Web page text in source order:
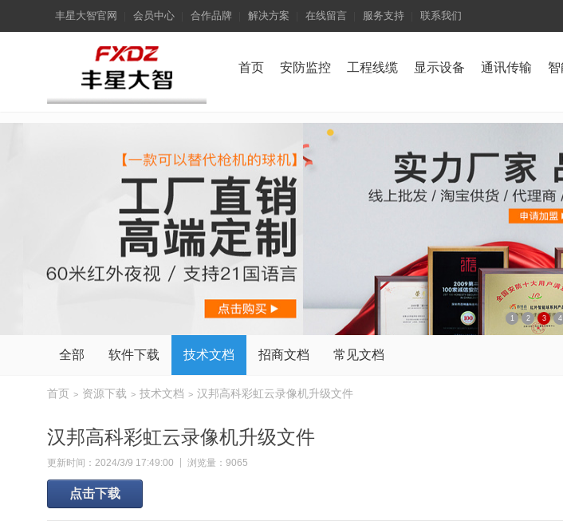
丰星大智官网 会员中心 合作品牌 解决方案 在线留言 服务支持 联系我们
首页 安防监控 工程线缆 显示设备 通讯传输
1 2 3 4
全部 软件下载 技术文档 招商文档 常见文档
首页 > 资源下载 > 技术文档 > 汉邦高科彩虹云录像机升级文件
汉邦高科彩虹云录像机升级文件
更新时间：2024/3/9 17:49:00 浏览量：9065
点击下载